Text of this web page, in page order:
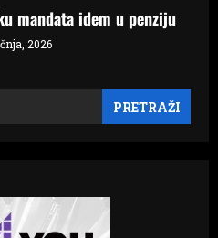
mandata idem u penziju
2026